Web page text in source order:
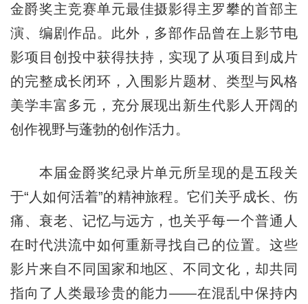
金爵奖主竞赛单元最佳摄影得主罗攀的首部主
演、编剧作品。此外，多部作品曾在上影节电
影项目创投中获得扶持，实现了从项目到成片
的完整成长闭环，入围影片题材、类型与风格
美学丰富多元，充分展现出新生代影人开阔的
创作视野与蓬勃的创作活力。
本届金爵奖纪录片单元所呈现的是五段关
于“人如何活着”的精神旅程。它们关乎成长、伤
痛、衰老、记忆与远方，也关乎每一个普通人
在时代洪流中如何重新寻找自己的位置。这些
影片来自不同国家和地区、不同文化，却共同
指向了人类最珍贵的能力——在混乱中保持内